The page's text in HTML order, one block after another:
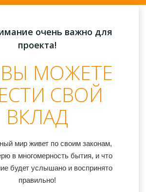
очень важно для
проекта!
ВЫ МОЖЕТЕ
СВОЙ
ВКЛАД
мир живет по своим законам,
в многомерность бытия, и что
будет услышано и воспринято
правильно!